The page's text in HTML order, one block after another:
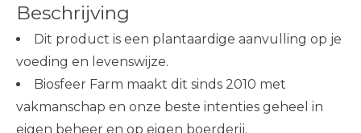
Beschrijving
Dit product is een plantaardige aanvulling op je
voeding en levenswijze.
Biosfeer Farm maakt dit sinds 2010 met
vakmanschap en onze beste intenties geheel in
eigen beheer en op eigen boerderij.